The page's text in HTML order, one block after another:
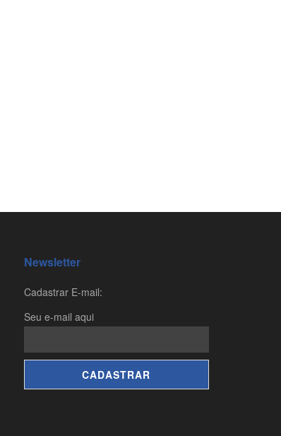
Newsletter
Cadastrar E-mail:
Seu e-mail aqui